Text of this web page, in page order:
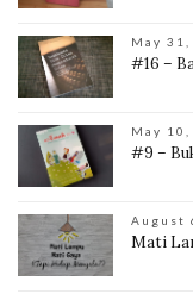
May 31,
#16 –
May 10,
#9 –
August
Mati